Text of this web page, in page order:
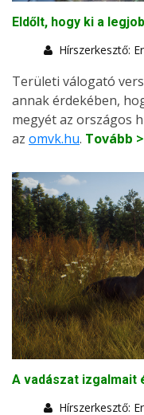
Eldőlt, hogy ki a
Hírszerkesztő:
Területi válogató
annak érdekében,
megyét az országos
az omvk.hu. Tovább
A vadászat izgalmait
Hírszerkesztő: